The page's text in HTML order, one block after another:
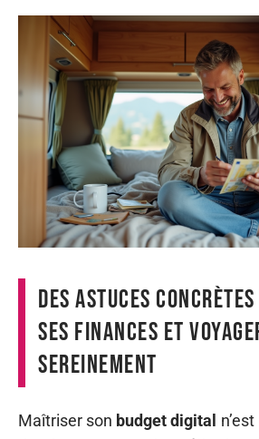
Des astuces
ses finances et
sereinement
Maîtriser son budget digital